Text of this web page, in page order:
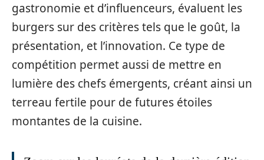
gastronomie et d’influenceurs, évaluent les
burgers sur des critères tels que le goût, la
présentation, et l’innovation. Ce type de
compétition permet aussi de mettre en
lumière des chefs émergents, créant ainsi un
terreau fertile pour de futures étoiles
montantes de la cuisine.